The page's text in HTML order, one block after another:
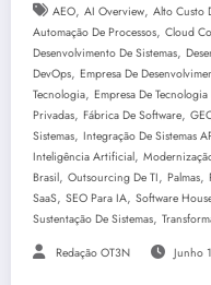
AEO, AI Overview, Alto Custo
Automação De Processos, Cloud
Desenvolvimento De Sistemas,
DevOps, Empresa De
Tecnologia, Empresa De Tecnologia
Privadas, Fábrica De Software,
Sistemas, Integração De Sistemas
Inteligência Artificial,
Brasil, Outsourcing De TI, Palmas,
SaaS, SEO Para IA, Software
Sustentação De Sistemas,
Redação OT3N Junho